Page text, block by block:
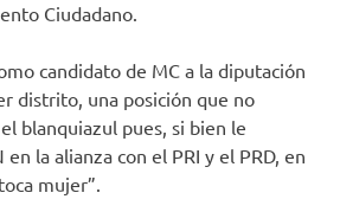
Ciudadano.
candidato de MC a la diputación
distrito, una posición que no
blanquiazul pues, si bien le
la alianza con el PRI y el PRD, en
mujer”.